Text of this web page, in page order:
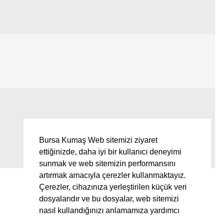
Bursa Kumaş Web sitemizi ziyaret
ettiğinizde, daha iyi bir kullanıcı deneyimi
sunmak ve web sitemizin performansını
artırmak amacıyla çerezler kullanmaktayız.
Çerezler, cihazınıza yerleştirilen küçük veri
dosyalarıdır ve bu dosyalar, web sitemizi
nasıl kullandığınızı anlamamıza yardımcı